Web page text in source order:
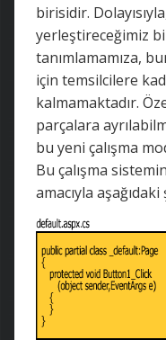
birisidir.
yerleştireceğimiz
tanımlamamıza,
için temsilcilere
kalmamaktadır.
parçalara
bu yeni çalışma
Bu çalışma
amacıyla